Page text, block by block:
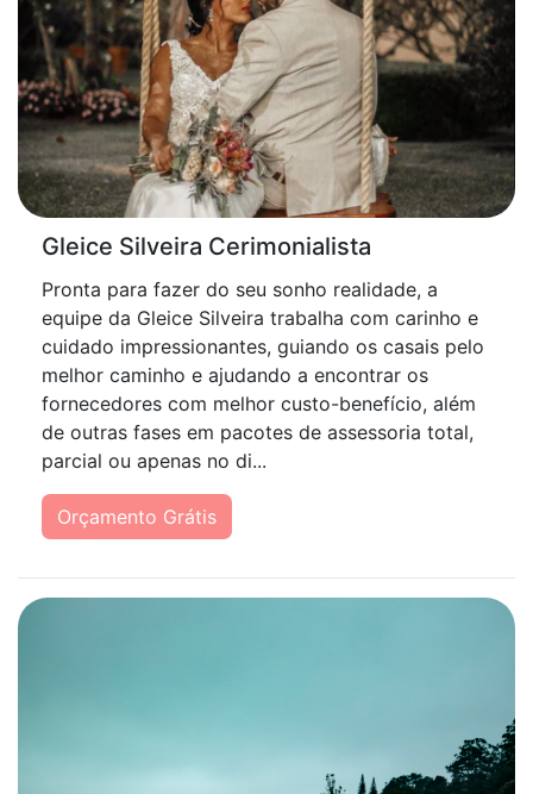
Gleice Silveira Cerimonialista
Pronta para fazer do seu sonho realidade, a
equipe da Gleice Silveira trabalha com carinho e
cuidado impressionantes, guiando os casais pelo
melhor caminho e ajudando a encontrar os
fornecedores com melhor custo-benefício, além
de outras fases em pacotes de assessoria total,
parcial ou apenas no di...
Orçamento Grátis